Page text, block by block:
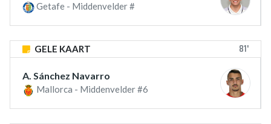
Getafe - Middenvelder #
GELE KAART 81'
A. Sánchez Navarro
Mallorca - Middenvelder #6